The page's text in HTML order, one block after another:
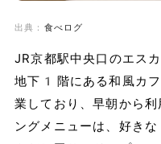
出典： 食べログ
JR京都駅中央口のエス
地下1階にある和風カ
業しており、早朝から
ングメニューは、好き